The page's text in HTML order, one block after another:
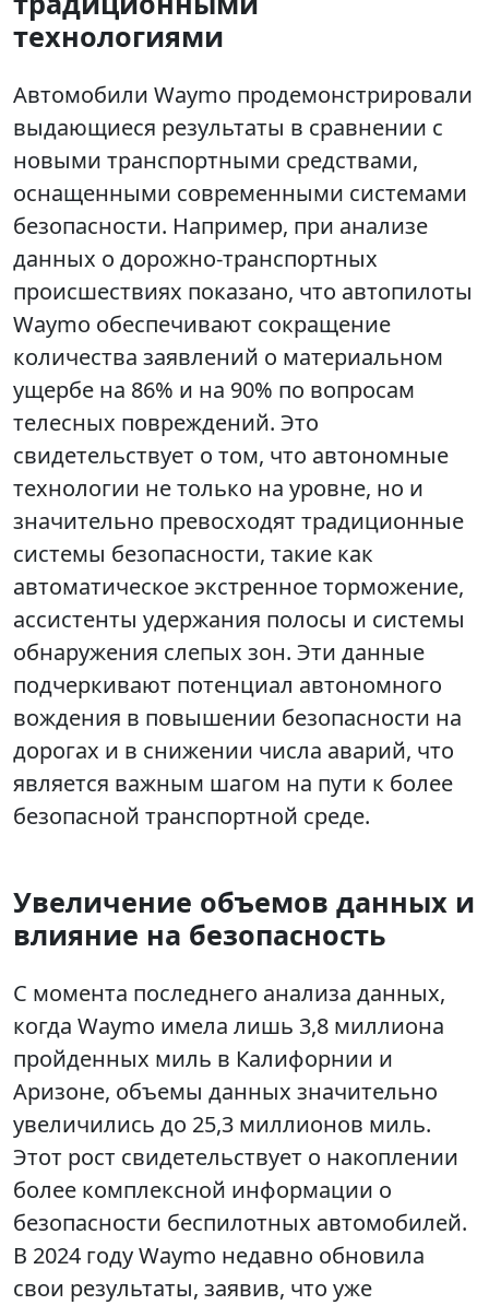
технологиями
Автомобили Waymo продемонстрировали
выдающиеся результаты в сравнении с
новыми транспортными средствами,
оснащенными современными системами
безопасности. Например, при анализе
данных о дорожно-транспортных
происшествиях показано, что автопилоты
Waymo обеспечивают сокращение
количества заявлений о материальном
ущербе на 86% и на 90% по вопросам
телесных повреждений. Это
свидетельствует о том, что автономные
технологии не только на уровне, но и
значительно превосходят традиционные
системы безопасности, такие как
автоматическое экстренное торможение,
ассистенты удержания полосы и системы
обнаружения слепых зон. Эти данные
подчеркивают потенциал автономного
вождения в повышении безопасности на
дорогах и в снижении числа аварий, что
является важным шагом на пути к более
безопасной транспортной среде.
Увеличение объемов данных и
влияние на безопасность
С момента последнего анализа данных,
когда Waymo имела лишь 3,8 миллиона
пройденных миль в Калифорнии и
Аризоне, объемы данных значительно
увеличились до 25,3 миллионов миль.
Этот рост свидетельствует о накоплении
более комплексной информации о
безопасности беспилотных автомобилей.
В 2024 году Waymo недавно обновила
свои результаты, заявив, что уже